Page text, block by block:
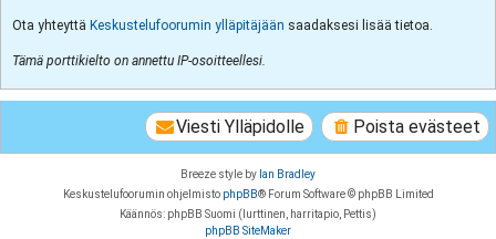
Ota yhteyttä Keskustelufoorumin ylläpitäjään saadaksesi lisää tietoa.
Tämä porttikielto on annettu IP-osoitteellesi.
Poista evästeet
Viesti Ylläpidolle
Breeze style by Ian Bradley
Keskustelufoorumin ohjelmisto phpBB® Forum Software © phpBB Limited
Käännös: phpBB Suomi (lurttinen, harritapio, Pettis)
phpBB SiteMaker